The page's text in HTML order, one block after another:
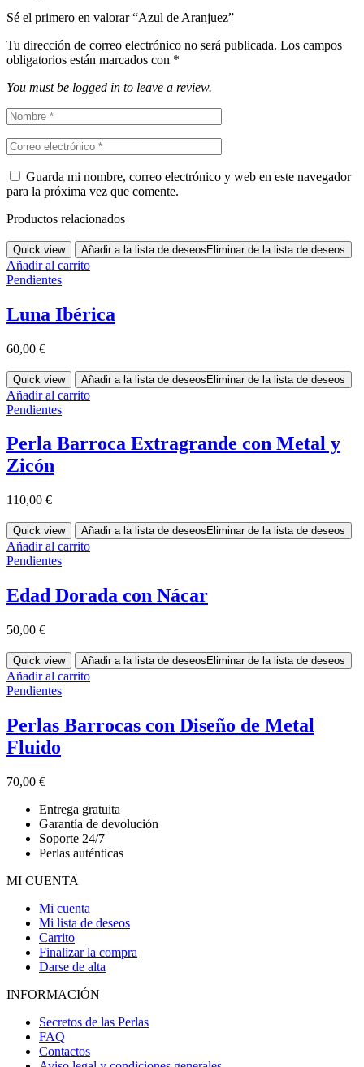
Sé el primero en valorar “Azul de Aranjuez”
Tu dirección de correo electrónico no será publicada. Los campos
obligatorios están marcados con *
You must be logged in to leave a review.
Guarda mi nombre, correo electrónico y web en este navegador
para la próxima vez que comente.
Productos relacionados
Quick view Añadir a la lista de deseosEliminar de la lista de deseos
Añadir al carrito
Pendientes
Luna Ibérica
60,00 €
Quick view Añadir a la lista de deseosEliminar de la lista de deseos
Añadir al carrito
Pendientes
Perla Barroca Extragrande con Metal y
Zicón
110,00 €
Quick view Añadir a la lista de deseos Eliminar de la lista de deseos
Añadir al carrito
Pendientes
Edad Dorada con Nácar
50,00 €
Quick view Añadir a la lista de deseos Eliminar de la lista de deseos
Añadir al carrito
Pendientes
Perlas Barrocas con Diseño de Metal
Fluido
70,00 €
Entrega gratuita
Garantía de devolución
Soporte 24/7
Perlas auténticas
MI CUENTA
Mi cuenta
Mi lista de deseos
Carrito
Finalizar la compra
Darse de alta
INFORMACIÓN
Secretos de las Perlas
FAQ
Contactos